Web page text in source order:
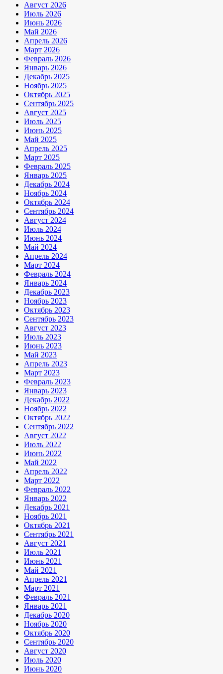
Август 2026
Июль 2026
Июнь 2026
Май 2026
Апрель 2026
Март 2026
Февраль 2026
Январь 2026
Декабрь 2025
Ноябрь 2025
Октябрь 2025
Сентябрь 2025
Август 2025
Июль 2025
Июнь 2025
Май 2025
Апрель 2025
Март 2025
Февраль 2025
Январь 2025
Декабрь 2024
Ноябрь 2024
Октябрь 2024
Сентябрь 2024
Август 2024
Июль 2024
Июнь 2024
Май 2024
Апрель 2024
Март 2024
Февраль 2024
Январь 2024
Декабрь 2023
Ноябрь 2023
Октябрь 2023
Сентябрь 2023
Август 2023
Июль 2023
Июнь 2023
Май 2023
Апрель 2023
Март 2023
Февраль 2023
Январь 2023
Декабрь 2022
Ноябрь 2022
Октябрь 2022
Сентябрь 2022
Август 2022
Июль 2022
Июнь 2022
Май 2022
Апрель 2022
Март 2022
Февраль 2022
Январь 2022
Декабрь 2021
Ноябрь 2021
Октябрь 2021
Сентябрь 2021
Август 2021
Июль 2021
Июнь 2021
Май 2021
Апрель 2021
Март 2021
Февраль 2021
Январь 2021
Декабрь 2020
Ноябрь 2020
Октябрь 2020
Сентябрь 2020
Август 2020
Июль 2020
Июнь 2020